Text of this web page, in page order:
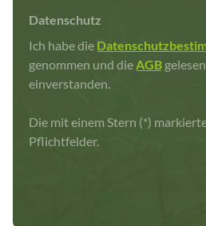
Datenschutz
Ich habe die
genommen und dieAGB
einverstanden.
Die mit einem Stern (*)
Pflichtfelder.